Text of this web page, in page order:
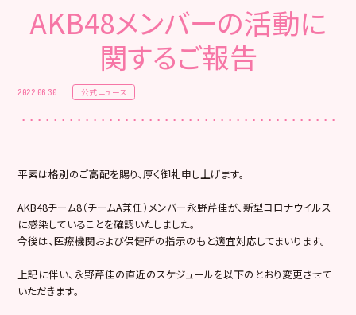
AKB48メンバーの活動に
関するご報告
2022.06.30 公式ニュース
平素は格別のご高配を賜り、厚く御礼申し上げます。
AKB48チーム8（チームA兼任）メンバー永野芹佳が、新型コロナウイルス
に感染していることを確認いたしました。
今後は、医療機関および保健所の指示のもと適宜対応してまいります。
上記に伴い、永野芹佳の直近のスケジュールを以下のとおり変更させて
いただきます。